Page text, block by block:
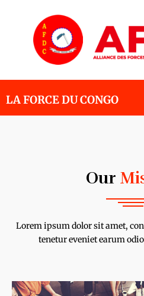
Our
Lorem ipsum dolor sit amet,
tenetur eveniet earum